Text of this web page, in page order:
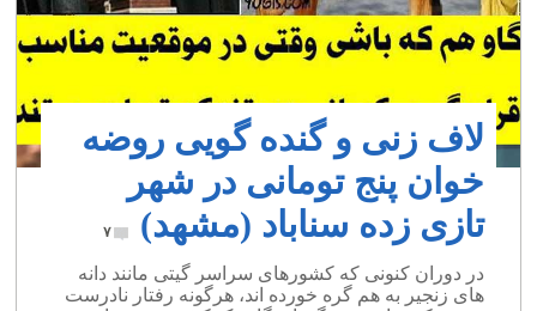
لاف زنی و گنده گویی روضه
خوان پنج تومانی در شهر
تازی زده سناباد (مشهد)
۷
در دوران کنونی که کشورهای سراسر گیتی مانند دانه
های زنجیر به هم گره خورده اند، هرگونه رفتار نادرست